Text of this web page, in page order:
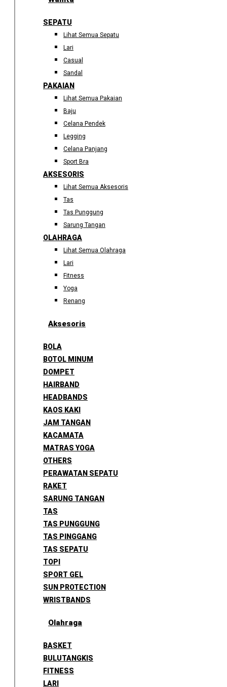
SEPATU
Lihat Semua Sepatu
Lari
Casual
Sandal
PAKAIAN
Lihat Semua Pakaian
Baju
Celana Pendek
Legging
Celana Panjang
Sport Bra
AKSESORIS
Lihat Semua Aksesoris
Tas
Tas Punggung
Sarung Tangan
OLAHRAGA
Lihat Semua Olahraga
Lari
Fitness
Yoga
Renang
Aksesoris
BOLA
BOTOL MINUM
DOMPET
HAIRBAND
HEADBANDS
KAOS KAKI
JAM TANGAN
KACAMATA
MATRAS YOGA
OTHERS
PERAWATAN SEPATU
RAKET
SARUNG TANGAN
TAS
TAS PUNGGUNG
TAS PINGGANG
TAS SEPATU
TOPI
SPORT GEL
SUN PROTECTION
WRISTBANDS
Olahraga
BASKET
BULUTANGKIS
FITNESS
LARI